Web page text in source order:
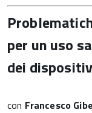
per un uso
dei
con Francesco